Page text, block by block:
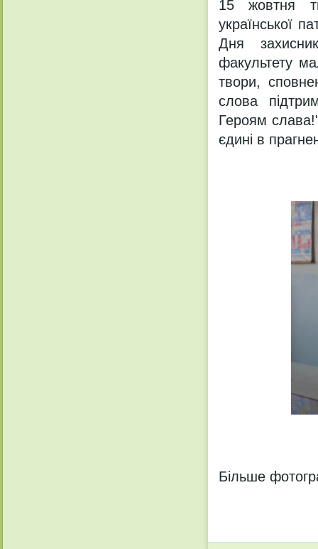
15 жовтня
української
Дня
факультету
твори,
слова
Героям
єдині в
Більше